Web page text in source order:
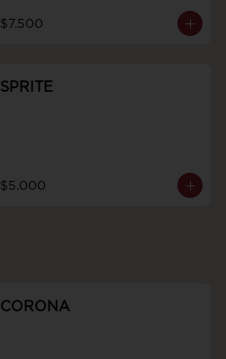
$7.500
SPRITE
$5.000
CORONA